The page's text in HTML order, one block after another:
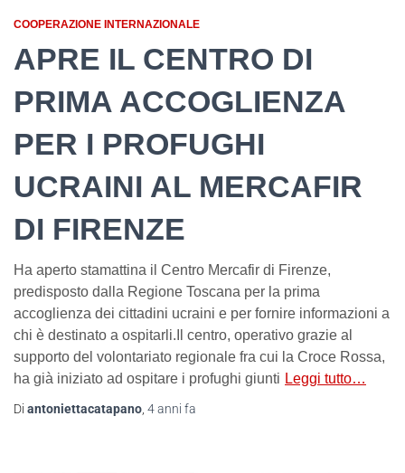
COOPERAZIONE INTERNAZIONALE
APRE IL CENTRO DI
PRIMA ACCOGLIENZA
PER I PROFUGHI
UCRAINI AL MERCAFIR
DI FIRENZE
Ha aperto stamattina il Centro Mercafir di Firenze,
predisposto dalla Regione Toscana per la prima
accoglienza dei cittadini ucraini e per fornire informazioni a
chi è destinato a ospitarli.Il centro, operativo grazie al
supporto del volontariato regionale fra cui la Croce Rossa,
ha già iniziato ad ospitare i profughi giunti Leggi tutto…
Di antoniettacatapano 4 anni fa